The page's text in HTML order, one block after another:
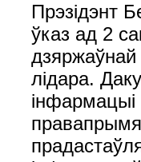
Прэзідэнт
ўказ ад 2
дзяржаўнай
лідара.
інфармацыі